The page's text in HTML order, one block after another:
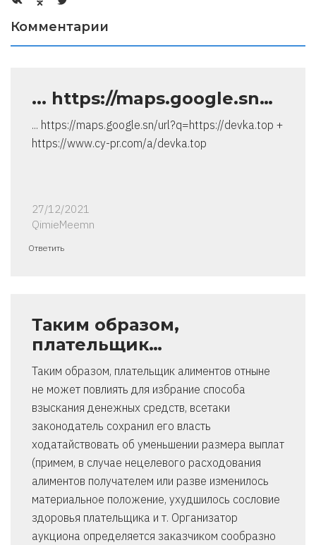
Комментарии
... https://maps.google.sn…
... https://maps.google.sn/url?q=https://devka.top +
https://www.cy-pr.com/a/devka.top
27/12/2021
QimieMeemn
Ответить
Таким образом,
плательщик…
Таким образом, плательщик алиментов отныне
не может повлиять для избрание способа
взыскания денежных средств, всетаки
законодатель сохранил его власть
ходатайствовать об уменьшении размера выплат
(примем, в случае нецелевого расходования
алиментов получателем или разве изменилось
материальное положение, ухудшилось сословие
здоровья плательщика и т. Организатор
аукциона определяется заказчиком сообразно